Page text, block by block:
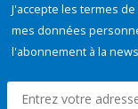
J'accepte les termes de
mes données
l'abonnement à la